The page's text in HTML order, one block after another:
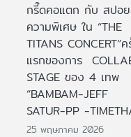
กรี๊ดคอแตก กับ สปอ
ความพิเศษ ใน “THE
TITANS CONCERT”
แรกของการ
STAGE ของ 4 เทพ
“BAMBAM-JEFF
SATUR-PP -
25 พฤษภาคม 2026